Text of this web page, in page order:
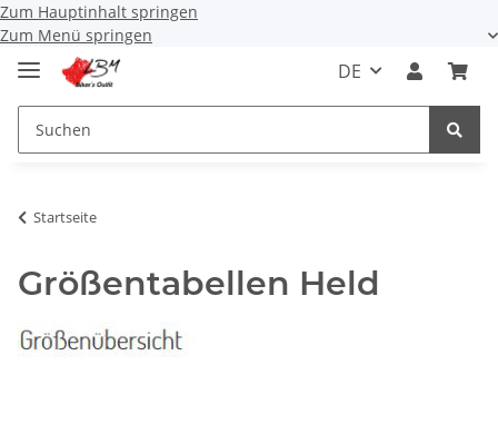
Zum Hauptinhalt springen
Zum Menü springen
DE
Startseite
Größentabellen Held